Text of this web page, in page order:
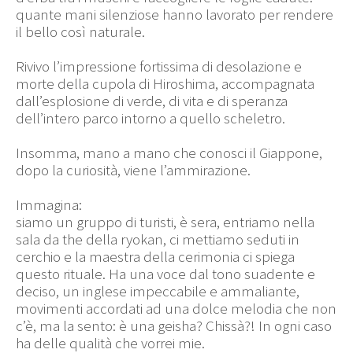
quante mani silenziose hanno lavorato per rendere
il bello così naturale.
Rivivo l’impressione fortissima di desolazione e
morte della cupola di Hiroshima, accompagnata
dall’esplosione di verde, di vita e di speranza
dell’intero parco intorno a quello scheletro.
Insomma, mano a mano che conosci il Giappone,
dopo la curiosità, viene l’ammirazione.
Immagina:
siamo un gruppo di turisti, è sera, entriamo nella
sala da the della ryokan, ci mettiamo seduti in
cerchio e la maestra della cerimonia ci spiega
questo rituale. Ha una voce dal tono suadente e
deciso, un inglese impeccabile e ammaliante,
movimenti accordati ad una dolce melodia che non
c’è, ma la sento: è una geisha? Chissà?! In ogni caso
ha delle qualità che vorrei mie.